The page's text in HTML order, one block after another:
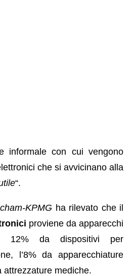
informale con cui vengono
che si avvicinano alla
“.
KPMG ha rilevato che il
proviene da apparecchi
il 12% da dispositivi per
l’8% da apparecchiature
attrezzature mediche.